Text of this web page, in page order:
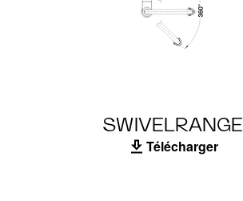
SWIVELRANGE
Télécharger